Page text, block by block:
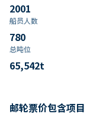
2001
船员人数
780
总吨位
65,542t
邮轮票价包含项目